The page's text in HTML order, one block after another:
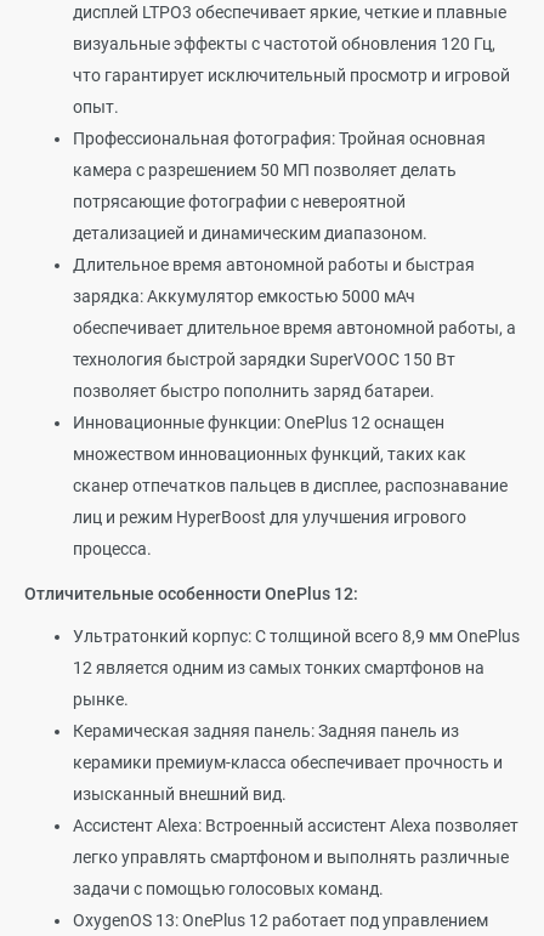
дисплей LTPO3 обеспечивает яркие, четкие и плавные
визуальные эффекты с частотой обновления 120 Гц,
что гарантирует исключительный просмотр и игровой
опыт.
Профессиональная фотография: Тройная основная
камера с разрешением 50 МП позволяет делать
потрясающие фотографии с невероятной
детализацией и динамическим диапазоном.
Длительное время автономной работы и быстрая
зарядка: Аккумулятор емкостью 5000 мАч
обеспечивает длительное время автономной работы, а
технология быстрой зарядки SuperVOOC 150 Вт
позволяет быстро пополнить заряд батареи.
Инновационные функции: OnePlus 12 оснащен
множеством инновационных функций, таких как
сканер отпечатков пальцев в дисплее, распознавание
лиц и режим HyperBoost для улучшения игрового
процесса.
Отличительные особенности OnePlus 12:
Ультратонкий корпус: С толщиной всего 8,9 мм OnePlus
12 является одним из самых тонких смартфонов на
рынке.
Керамическая задняя панель: Задняя панель из
керамики премиум-класса обеспечивает прочность и
изысканный внешний вид.
Ассистент Alexa: Встроенный ассистент Alexa позволяет
легко управлять смартфоном и выполнять различные
задачи с помощью голосовых команд.
OxygenOS 13: OnePlus 12 работает под управлением